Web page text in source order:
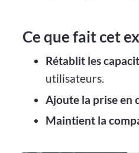
Ce que fait cet
Rétablit les
utilisateurs.
Ajoute la prise en
Maintient la